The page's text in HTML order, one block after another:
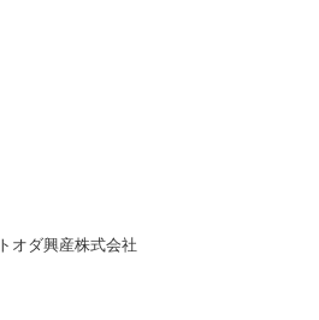
トオダ興産株式会社